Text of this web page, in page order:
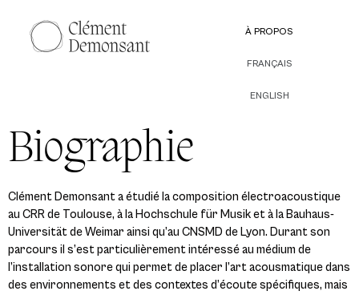
À PROPOS
FRANÇAIS
ENGLISH
Biographie
Clément Demonsant a étudié la composition électroacoustique
au CRR de Toulouse, à la Hochschule für Musik et à la Bauhaus-
Universität de Weimar ainsi qu’au CNSMD de Lyon. Durant son
parcours il s’est particulièrement intéressé au médium de
l’installation sonore qui permet de placer l’art acousmatique dans
des environnements et des contextes d’écoute spécifiques, mais